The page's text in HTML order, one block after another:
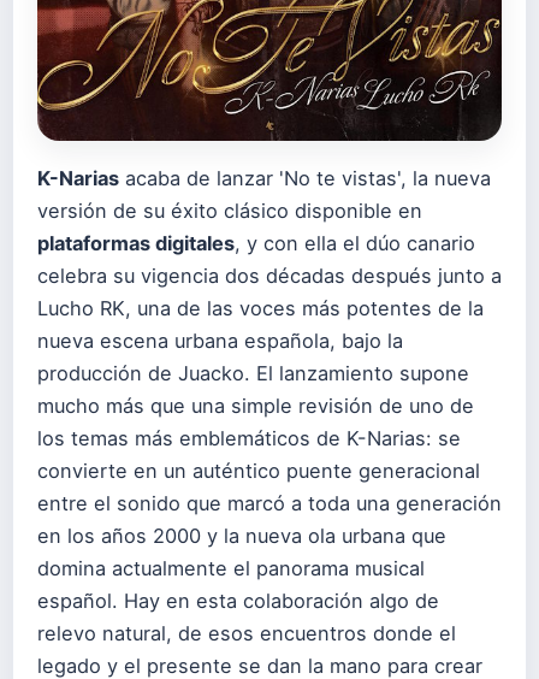
K-Narias acaba de lanzar 'No te vistas', la nueva
versión de su éxito clásico disponible en
plataformas digitales, y con ella el dúo canario
celebra su vigencia dos décadas después junto a
Lucho RK, una de las voces más potentes de la
nueva escena urbana española, bajo la
producción de Juacko. El lanzamiento supone
mucho más que una simple revisión de uno de
los temas más emblemáticos de K-Narias: se
convierte en un auténtico puente generacional
entre el sonido que marcó a toda una generación
en los años 2000 y la nueva ola urbana que
domina actualmente el panorama musical
español. Hay en esta colaboración algo de
relevo natural, de esos encuentros donde el
legado y el presente se dan la mano para crear